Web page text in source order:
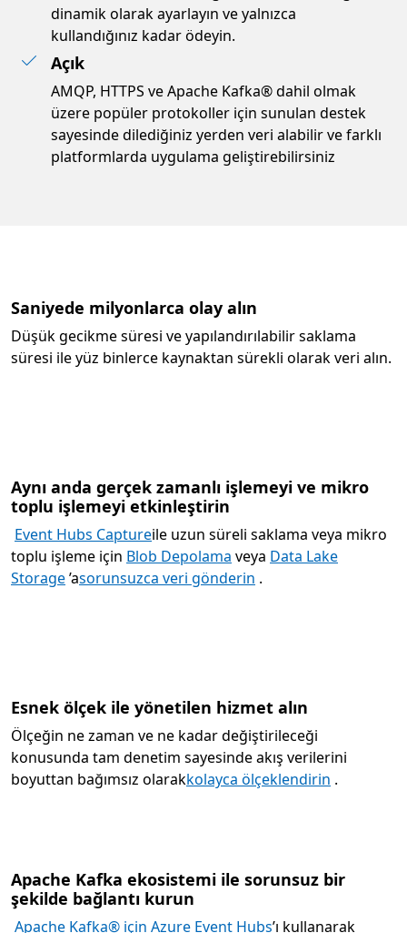
dinamik olarak ayarlayın ve yalnızca
kullandığınız kadar ödeyin.
Açık
AMQP, HTTPS ve Apache Kafka® dahil olmak
üzere popüler protokoller için sunulan destek
sayesinde dilediğiniz yerden veri alabilir ve farklı
platformlarda uygulama geliştirebilirsiniz
Saniyede milyonlarca olay alın
Düşük gecikme süresi ve yapılandırılabilir saklama
süresi ile yüz binlerce kaynaktan sürekli olarak veri alın.
Aynı anda gerçek zamanlı işlemeyi ve mikro
toplu işlemeyi etkinleştirin
Event Hubs Captureile uzun süreli saklama veya mikro
toplu işleme için Blob Depolama veya Data Lake
Storage’asorunsuzca veri gönderin .
Esnek ölçek ile yönetilen hizmet alın
Ölçeğin ne zaman ve ne kadar değiştirileceği
konusunda tam denetim sayesinde akış verilerini
boyuttan bağımsız olarakkolayca ölçeklendirin .
Apache Kafka ekosistemi ile sorunsuz bir
şekilde bağlantı kurun
Apache Kafka® için Azure Event Hubs’ı kullanarak